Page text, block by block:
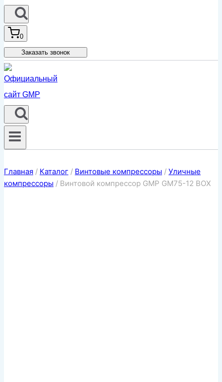
0
Заказать звонок
Главная / Каталог / Винтовые компрессоры / Уличные
компрессоры / Винтовой компрессор GMP GM75-12 BOX